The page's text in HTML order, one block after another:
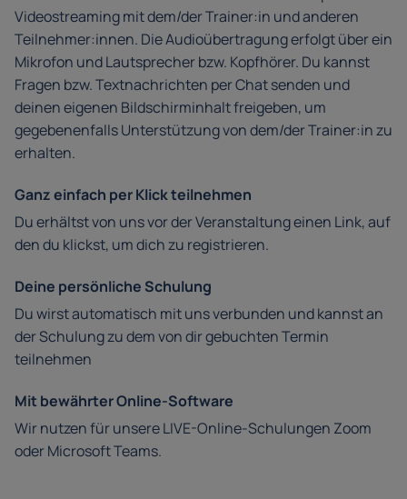
Videostreaming mit dem/der Trainer:in und anderen
Teilnehmer:innen. Die Audioübertragung erfolgt über ein
Mikrofon und Lautsprecher bzw. Kopfhörer. Du kannst
Fragen bzw. Textnachrichten per Chat senden und
deinen eigenen Bildschirminhalt freigeben, um
gegebenenfalls Unterstützung von dem/der Trainer:in zu
erhalten.
Ganz einfach per Klick teilnehmen
Du erhältst von uns vor der Veranstaltung einen Link, auf
den du klickst, um dich zu registrieren.
Deine persönliche Schulung
Du wirst automatisch mit uns verbunden und kannst an
der Schulung zu dem von dir gebuchten Termin
teilnehmen
Mit bewährter Online-Software
Wir nutzen für unsere LIVE-Online-Schulungen Zoom
oder Microsoft Teams.